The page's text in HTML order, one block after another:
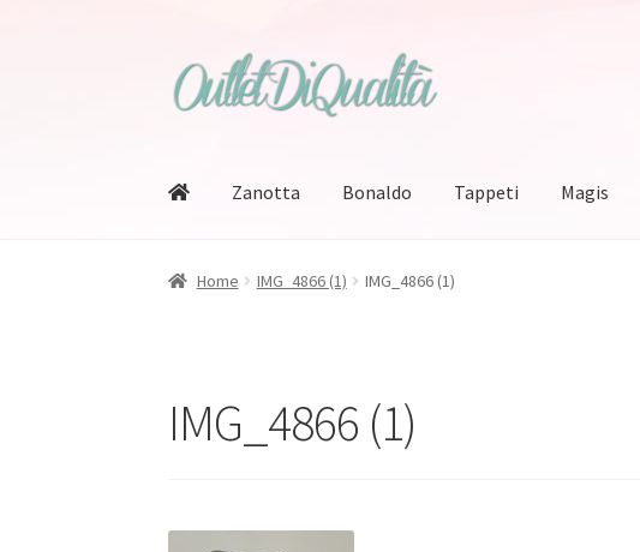
Vai
alla
Vai
al
Zanotta Bonaldo Tappeti Magis
Home IMG_4866 (1) IMG_4866 (1)
IMG_4866 (1)